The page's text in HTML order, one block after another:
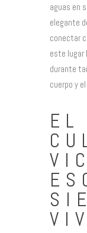
aguas en
elegante
conectar
este lugar
durante
cuerpo y
EL